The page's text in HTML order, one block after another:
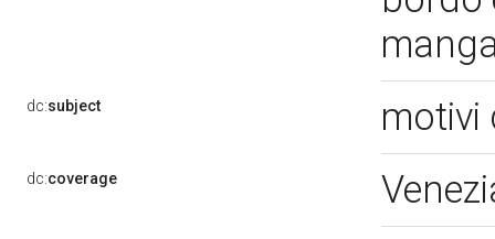
dc:subject motivi
dc:coverage